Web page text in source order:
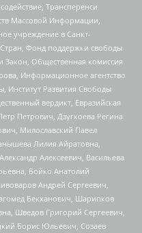
Трансперенси
Массовой Информации,
учреждение в Санкт-
Фонд поддержки свободы
Закон, Общественная комиссия
Информационное агентство
Институт Развития Свободы
вердикт, Евразийская
Петрович, Дзугкоева Регина
Милославский Павел
Лилия Айратовна,
Алексеевич, Васильева
Бойко Анатолий
Андрей Сергеевич,
Бекханович, Шарипков
Шведов Григорий Сергеевич,
Борис Юльевич, Созаев